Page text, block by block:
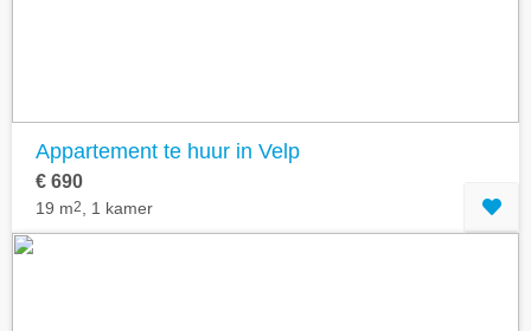
Appartement te huur in Velp
€ 690
19 m2 , 1 kamer